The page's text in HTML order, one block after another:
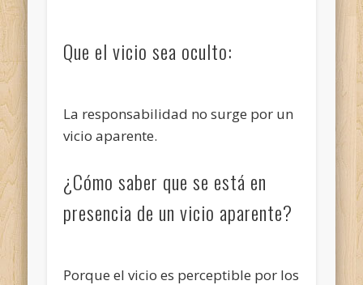
Que el vicio sea oculto:
La responsabilidad no surge por un
vicio aparente.
¿Cómo saber que se está en
presencia de un vicio aparente?
Porque el vicio es perceptible por los